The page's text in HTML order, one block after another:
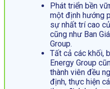
Phát triển bền
một định hướng
sự nhất trí cao
cũng như Ban
Group.
Tất cả các khối,
Energy Group
thành viên đều
định, thực hiện